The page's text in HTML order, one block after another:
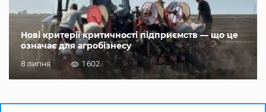
Нові критерії критичності підприємств — що це
означає для агробізнесу
8 липня 1 602